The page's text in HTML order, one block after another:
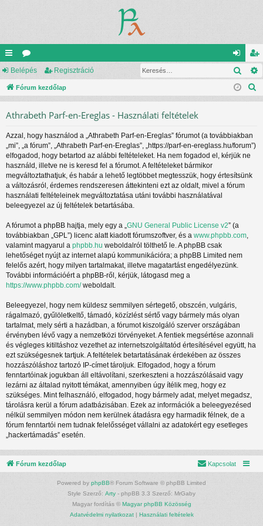
yo
rs
ór
u
el
ép
eg
is
ió
Belépés Regisztráció
Fórum kezdőlap
Athrabeth Parf-en-Ereglas - Használati feltételek
Azzal, hogy használod a „Athrabeth Parf-en-Ereglas” fórumot (a továbbiakban
„mi”, „a fórum”, „Athrabeth Parf-en-Ereglas”, „https://parf-en-ereglass.hu/forum”)
elfogadod, hogy betartod az alábbi feltételeket. Ha nem fogadod el, kérjük ne
használd, illetve ne is keresd fel a fórumot. A feltételeket bármikor
megváltoztathatjuk, és habár a lehető legtöbbet megtesszük, hogy értesítsünk
a változásról, érdemes rendszeresen áttekinteni ezt az oldalt, mivel a fórum
használati feltételeinek megváltoztatása utáni további használatával
beleegyezel az új feltételek betartásába.
A fórumot a phpBB hajtja, mely egy a „ GNU General Public License v2” (a
továbbiakban „GPL”) licenc alatt kiadott fórumszoftver, és a www.phpbb.com
valamint magyarul a phpbb.hu weboldalról tölthető le. A phpBB csak
lehetőséget nyújt az internet alapú kommunikációra; a phpBB Limited nem
felelős azért, hogy milyen tartalmakat, illetve magatartást engedélyezünk.
További információért a phpBB-ről, kérjük, látogasd meg a
https://www.phpbb.com/weboldalt.
Beleegyezel, hogy nem küldesz semmilyen sértegető, obszcén, vulgáris,
rágalmazó, gyűlöletkeltő, támadó, közízlést sértő vagy bármely más olyan
tartalmat, mely sérti a hazádban, a fórumot kiszolgáló szerver országában
érvényben lévő vagy a nemzetközi törvényeket. A fentiek megsértése azonnali
és végleges kitiltáshoz vezethet az internetszolgáltatód értesítésével együtt, ha
ezt szükségesnek tartjuk. A feltételek betartatásának érdekében az összes
hozzászóláshoz tartozó IP-címet tároljuk. Elfogadod, hogy a fórum
fenntartóinak jogukban áll eltávolítani, szerkeszteni a hozzászólásaid vagy
lezárni az általad nyitott témákat, amennyiben úgy ítélik meg, hogy ez
szükséges. Mint felhasználó, elfogadod, hogy bármely adat, melyet megadsz,
tárolásra kerül a fórum adatbázisában. Ezek az információk a beleegyezésed
nélkül semmilyen módon nem kerülnek átadásra egy harmadik félnek, de a
fórum fenntartói nem tudnak felelősséget vállalni az adatokért egy esetleges
„hackertámadás” esetén.
Fórum kezdőlap Kapcsolat
Powered by phpBB® Forum Software © phpBB Limited
Style Szerző: Arty - phpBB 3.3 Szerző: MrGaby
Magyar fordítás © Magyar phpBB Közösség
Adatvédelmi nyilatkozat| Használati feltételek